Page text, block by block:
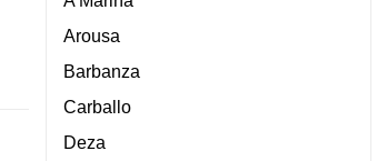
Arousa
Barbanza
Carballo
Deza